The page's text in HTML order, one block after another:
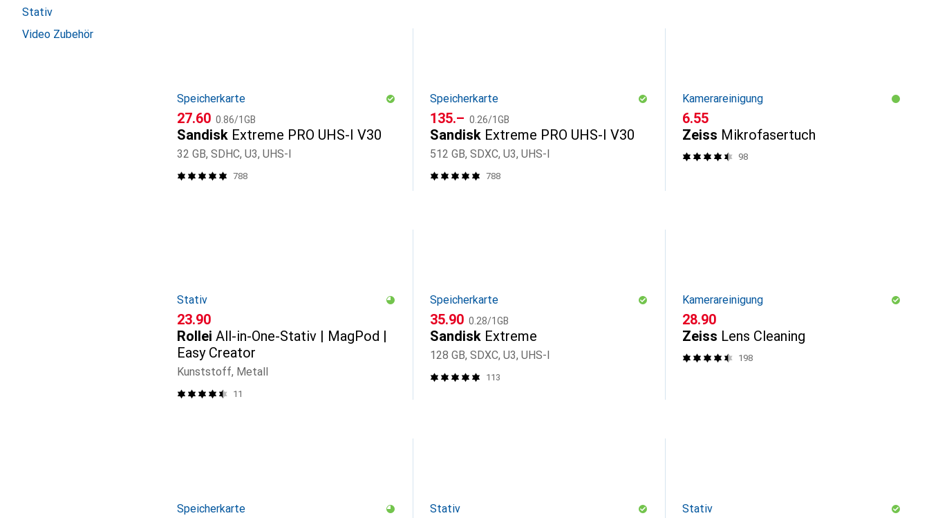
Stativ
Video Zubehör
Speicherkarte
CHF
27.60 CHF
0.86/1GB
Sandisk Extreme PRO UHS-I V30
32 GB, SDHC, U3, UHS-I
788
Speicherkarte
CHF
135.– CHF
0.26/1GB
Sandisk Extreme PRO UHS-I V30
512 GB, SDXC, U3, UHS-I
788
Kamerareinigung
CHF
6.55
Zeiss Mikrofasertuch
98
Stativ
CHF
23.90
Rollei All-in-One-Stativ | MagPod |
Easy Creator
Kunststoff, Metall
11
Speicherkarte
CHF
35.90 CHF
0.28/1GB
Sandisk Extreme
128 GB, SDXC, U3, UHS-I
113
Kamerareinigung
CHF
28.90
Zeiss Lens Cleaning
198
Speicherkarte Stativ Stativ